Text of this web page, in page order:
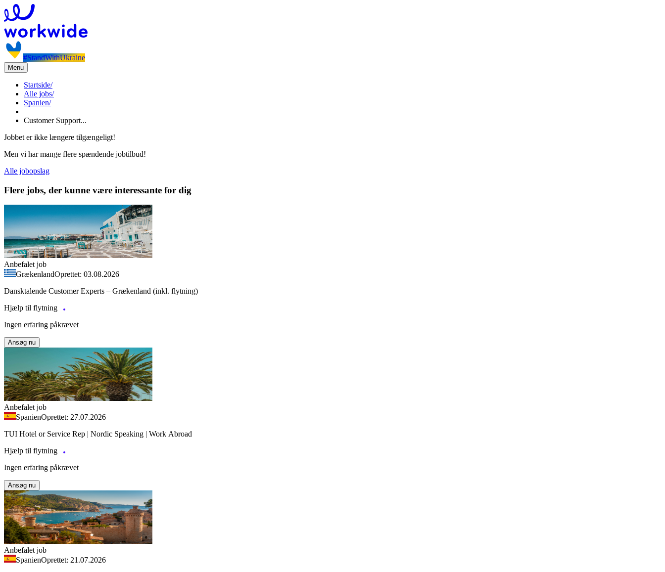
#StandWithUkraine
Menu
Startside/
Alle jobs/
Spanien/
Customer Support...
Jobbet er ikke længere tilgængeligt!
Men vi har mange flere spændende jobtilbud!
Alle jobopslag
Flere jobs, der kunne være interessante for dig
Anbefalet job
GrækenlandOprettet: 03.08.2026
Dansktalende Customer Experts – Grækenland (inkl. flytning)
Hjælp til flytning
Ingen erfaring påkrævet
Ansøg nu
Anbefalet job
SpanienOprettet: 27.07.2026
TUI Hotel or Service Rep | Nordic Speaking | Work Abroad
Hjælp til flytning
Ingen erfaring påkrævet
Ansøg nu
Anbefalet job
SpanienOprettet: 21.07.2026